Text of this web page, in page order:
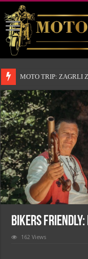
MOTO TRIP: ZAGRLI
BIKERS
162 Views